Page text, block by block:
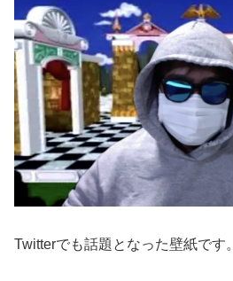
Twitterでも話題となった壁紙です。